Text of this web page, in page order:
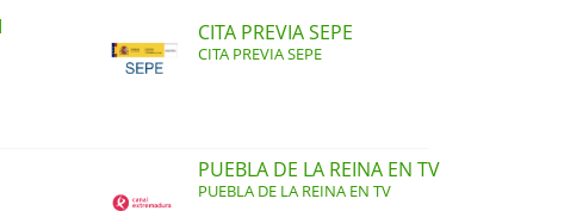
CITA PREVIA SEPE
CITA PREVIA SEPE
PUEBLA DE LA REINA EN TV
PUEBLA DE LA REINA EN TV